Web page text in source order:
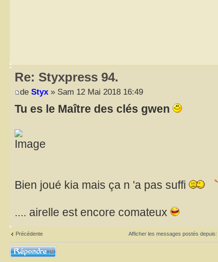
Re: Styxpress 94.
de Styx » Sam 12 Mai 2018 16:49
Tu es le Maître des clés gwen
Bien joué kia mais ça n 'a pas suffi
.... airelle est encore comateux
Précédente Afficher les messages postés depuis:
Répondre